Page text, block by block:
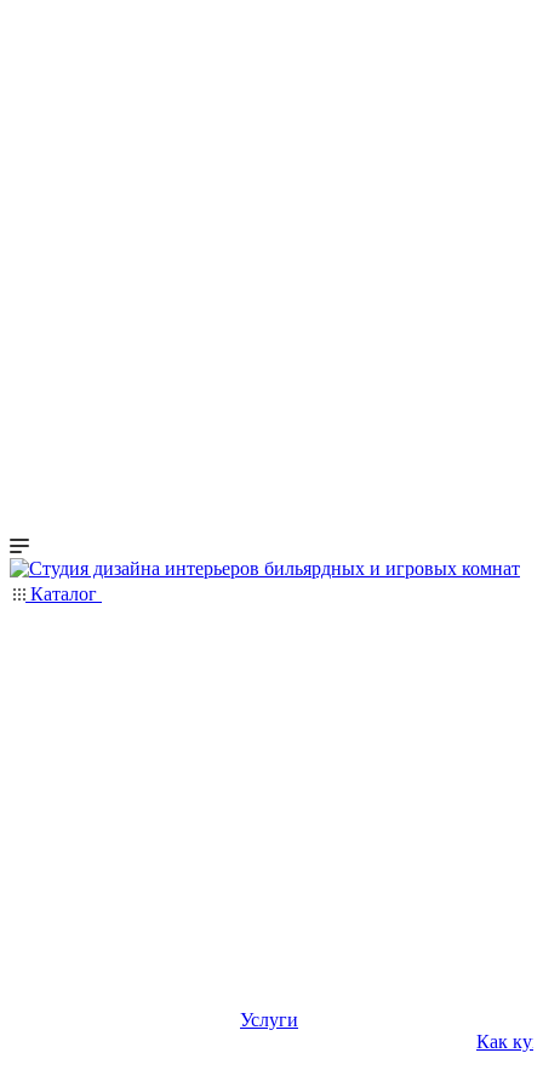
Каталог
Услуги
Как